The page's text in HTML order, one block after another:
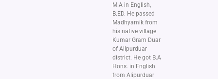
M.A in English,
B.ED. He passed
Madhyamik from
his native village
Kumar Gram Duar
of Alipurduar
district. He got B.A
Hons. in English
from Alipurduar